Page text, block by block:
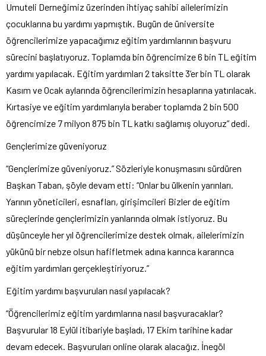
Umuteli Derneğimiz üzerinden ihtiyaç sahibi ailelerimizin
çocuklarına bu yardımı yapmıştık. Bugün de üniversite
öğrencilerimize yapacağımız eğitim yardımlarının başvuru
sürecini başlatıyoruz. Toplamda bin öğrencimize 6 bin TL eğitim
yardımı yapılacak. Eğitim yardımları 2 taksitte 3’er bin TL olarak
Kasım ve Ocak aylarında öğrencilerimizin hesaplarına yatırılacak.
Kırtasiye ve eğitim yardımlarıyla beraber toplamda 2 bin 500
öğrencimize 7 milyon 875 bin TL katkı sağlamış oluyoruz” dedi.
Gençlerimize güveniyoruz
“Gençlerimize güveniyoruz.” Sözleriyle konuşmasını sürdüren
Başkan Taban, şöyle devam etti: “Onlar bu ülkenin yarınları.
Yarının yöneticileri, esnafları, girişimcileri Bizler de eğitim
süreçlerinde gençlerimizin yanlarında olmak istiyoruz. Bu
düşünceyle her yıl öğrencilerimize destek olmak, ailelerimizin
yükünü bir nebze olsun hafifletmek adına karınca kararınca
eğitim yardımları gerçekleştiriyoruz.”
Eğitim yardımı başvuruları nasıl yapılacak?
“Öğrencilerimiz eğitim yardımlarına nasıl başvuracaklar?
Başvurular 18 Eylül itibariyle başladı, 17 Ekim tarihine kadar
devam edecek. Başvuruları online olarak alacağız. İnegöl